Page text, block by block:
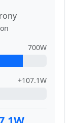
700W
+107.1W